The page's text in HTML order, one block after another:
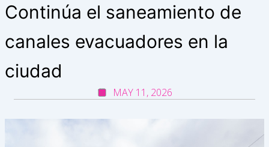
Continúa el saneamiento de
canales evacuadores en la
ciudad
MAY 11, 2026